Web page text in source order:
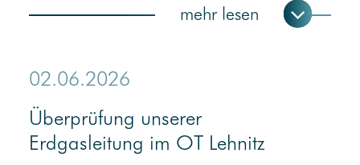
02.06.2026
Überprüfung unserer
Erdgasleitung im OT Lehnitz